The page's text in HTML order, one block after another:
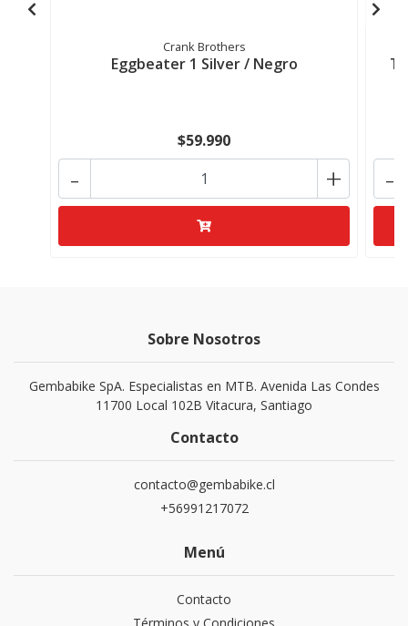
Crank Brothers
Eggbeater 1 Silver / Negro
$59.990
+
- -
Sobre Nosotros
Gembabike SpA. Especialistas en MTB. Avenida Las Condes
11700 Local 102B Vitacura, Santiago
Contacto
contacto@gembabike.cl
+56991217072
Menú
Contacto